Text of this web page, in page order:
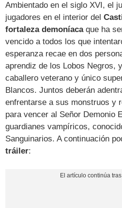
Ambientado en el siglo XVI, el
jugadores en el interior del
fortaleza demoníacaque ha
vencido a todos los que
esperanza recae en dos
aprendiz de los Lobos Negros,
caballero veterano y único
Blancos. Juntos deberán
enfrentarse a sus monstruos y
para vencer al Señor Demonio
guardianes vampíricos,
Sanguinarios. A continuación
tráiler: